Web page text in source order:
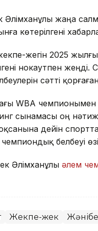
Әлімханұлы жаңа
көтерілгені
жегін 2025
нокаутпен
сәтті
WBA чемпионымен
сынамасы оң
дейін
белбеуі
Әлімханұлы әлем
Жекпе-жек